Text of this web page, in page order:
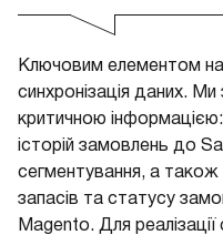
Ключовим елементом
синхронізація даних. Ми
критичною інформацією:
історій замовлень до
сегментування, а також
запасів та статусу
Magento. Для реалізації